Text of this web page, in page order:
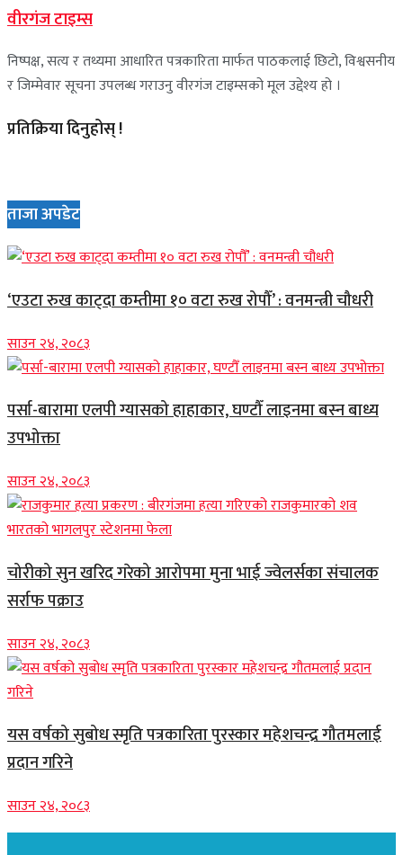
वीरगंज टाइम्स
निष्पक्ष, सत्य र तथ्यमा आधारित पत्रकारिता मार्फत पाठकलाई छिटो, विश्वसनीय
र जिम्मेवार सूचना उपलब्ध गराउनु वीरगंज टाइम्सको मूल उद्देश्य हो ।
प्रतिक्रिया दिनुहोस् !
ताजा अपडेट
‘एउटा रुख काट्दा कम्तीमा १० वटा रुख रोपौँ’ : वनमन्त्री चौधरी
साउन २४, २०८३
पर्सा-बारामा एलपी ग्यासको हाहाकार, घण्टौँ लाइनमा बस्न बाध्य
उपभोक्ता
साउन २४, २०८३
चोरीको सुन खरिद गरेको आरोपमा मुना भाई ज्वेलर्सका संचालक
सर्राफ पक्राउ
साउन २४, २०८३
यस वर्षको सुबोध स्मृति पत्रकारिता पुरस्कार महेशचन्द्र गौतमलाई
प्रदान गरिने
साउन २४, २०८३